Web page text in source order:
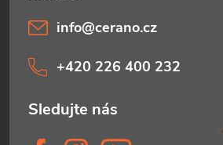
info@cerano.cz
+420 226 400 232